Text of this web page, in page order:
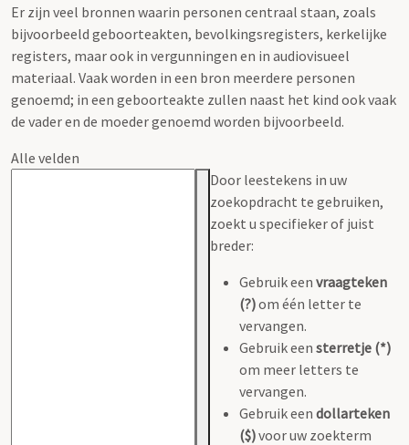
Er zijn veel bronnen waarin personen centraal staan, zoals
bijvoorbeeld geboorteakten, bevolkingsregisters, kerkelijke
registers, maar ook in vergunningen en in audiovisueel
materiaal. Vaak worden in een bron meerdere personen
genoemd; in een geboorteakte zullen naast het kind ook vaak
de vader en de moeder genoemd worden bijvoorbeeld.
Alle velden
Door leestekens in uw
zoekopdracht te gebruiken,
zoekt u specifieker of juist
breder:
Gebruik een vraagteken
(?)om één letter te
vervangen.
Gebruik een sterretje (*)
om meer letters te
vervangen.
Gebruik een dollarteken
($)voor uw zoekterm